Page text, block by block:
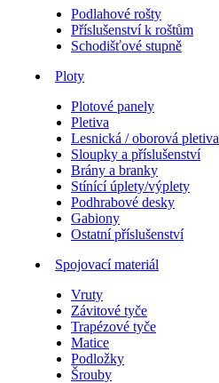
Podlahové rošty
Příslušenství k roštům
Schodišťové stupně
Ploty
Plotové panely
Pletiva
Lesnická / oborová pletiva
Sloupky a příslušenství
Brány a branky
Stínící úplety/výplety
Podhrabové desky
Gabiony
Ostatní příslušenství
Spojovací materiál
Vruty
Závitové tyče
Trapézové tyče
Matice
Podložky
Šrouby